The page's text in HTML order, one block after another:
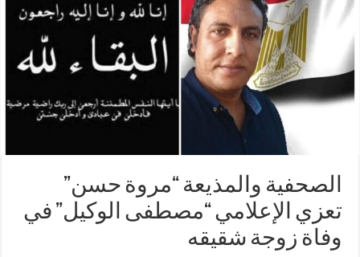
الصحفية والمذيعة “مروة حسن”
تعزي الإعلامي “مصطفى الوكيل” في
وفاة زوجة شقيقه